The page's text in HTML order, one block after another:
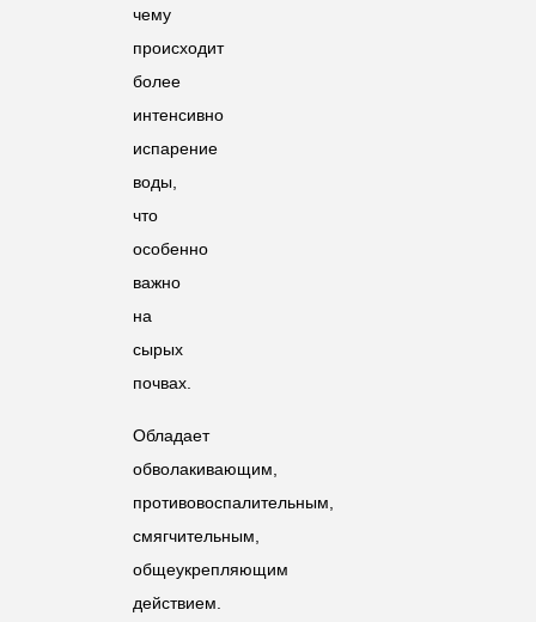
чему
происходит
более
интенсивно
испарение
воды,
что
особенно
важно
на
сырых
почвах.
Обладает
обволакивающим,
противовоспалительным,
смягчительным,
общеукрепляющим
действием.